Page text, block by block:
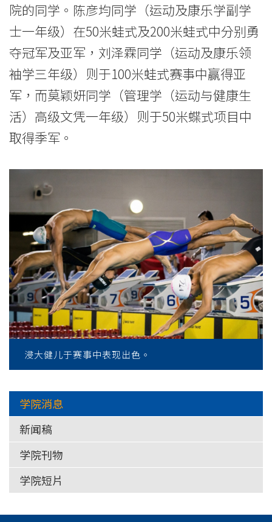
香
港
浸
会
大
学
院的同学。陈彦均同学（运动及康乐学副学
士一年级）在50米蛙式及200米蛙式中分别勇
夺冠军及亚军，刘泽霖同学（运动及康乐领
袖学三年级）则于100米蛙式赛事中赢得亚
军，而莫颖妍同学（管理学（运动与健康生
活）高级文凭一年级）则于50米蝶式项目中
取得季军。
浸大健儿于赛事中表现出色。
学院消息
新闻稿
学院刊物
学院短片